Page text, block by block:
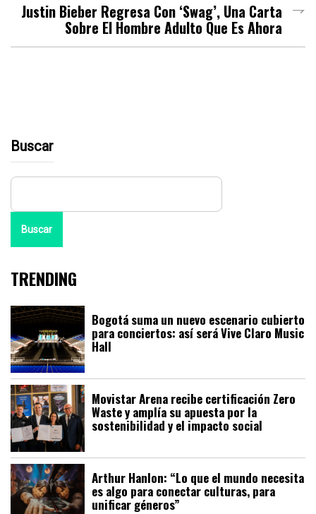
Justin Bieber Regresa Con ‘Swag’, Una Carta
Sobre El Hombre Adulto Que Es Ahora
Buscar
Buscar
TRENDING
Bogotá suma un nuevo escenario cubierto
para conciertos: así será Vive Claro Music
Hall
Movistar Arena recibe certificación Zero
Waste y amplía su apuesta por la
sostenibilidad y el impacto social
Arthur Hanlon: “Lo que el mundo necesita
es algo para conectar culturas, para
unificar géneros”